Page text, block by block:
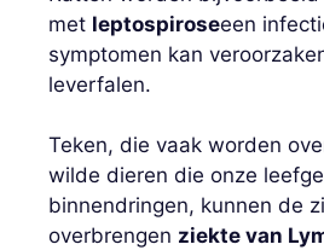
met leptospiroseeen
symptomen kan
leverfalen.
Teken, die vaak worden
wilde dieren die onze
binnendringen, kunnen de
overbrengen ziekte van